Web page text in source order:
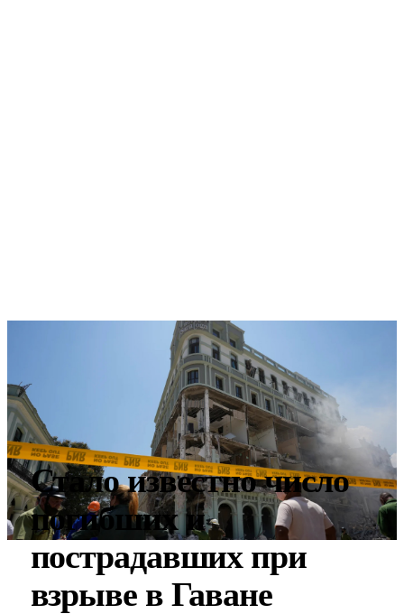
Стало известно число
погибших и
пострадавших при
взрыве в Гаване